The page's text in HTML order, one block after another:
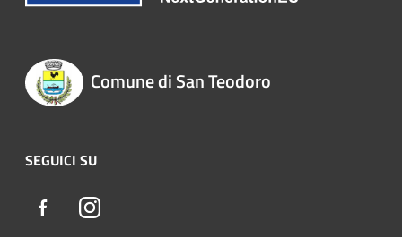
Comune di San Teodoro
SEGUICI SU
FacebookInstagram